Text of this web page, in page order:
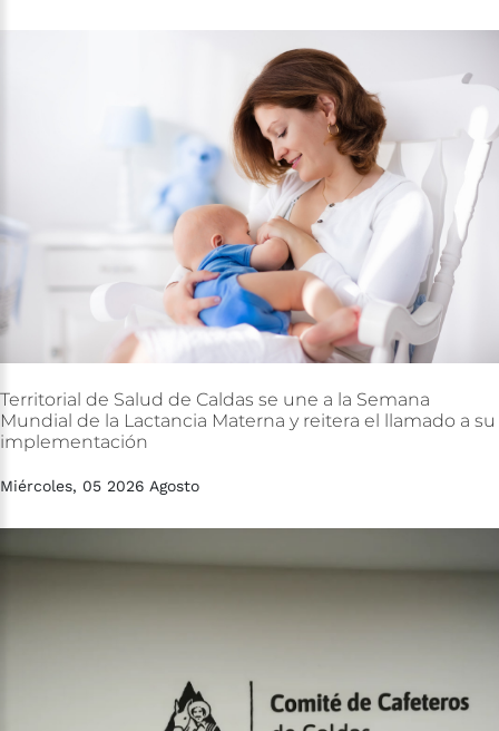
Territorial de Salud de Caldas se une a la Semana
Mundial de la Lactancia Materna y reitera el llamado a su
implementación
Miércoles, 05 2026 Agosto